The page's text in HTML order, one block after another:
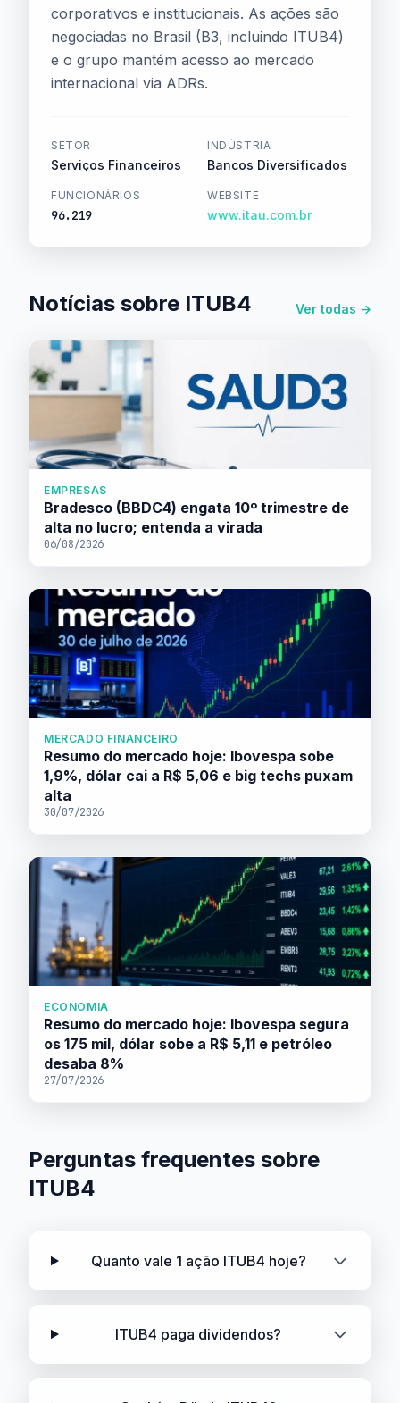
corporativos e institucionais. As ações são
negociadas no Brasil (B3, incluindo ITUB4)
e o grupo mantém acesso ao mercado
internacional via ADRs.
SETOR
Serviços Financeiros
INDÚSTRIA
Bancos Diversificados
FUNCIONÁRIOS
96.219
WEBSITE
www.itau.com.br
Notícias sobre ITUB4 Ver todas →
EMPRESAS
Bradesco (BBDC4) engata 10º trimestre de
alta no lucro; entenda a virada
06/08/2026
MERCADO FINANCEIRO
Resumo do mercado hoje: Ibovespa sobe
1,9%, dólar cai a R$ 5,06 e big techs puxam
alta
30/07/2026
ECONOMIA
Resumo do mercado hoje: Ibovespa segura
os 175 mil, dólar sobe a R$ 5,11 e petróleo
desaba 8%
27/07/2026
Perguntas frequentes sobre
ITUB4
Quanto vale 1 ação ITUB4 hoje?
ITUB4 paga dividendos?